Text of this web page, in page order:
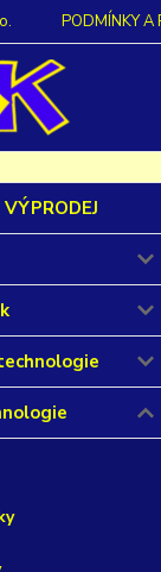
PODMÍNKY A